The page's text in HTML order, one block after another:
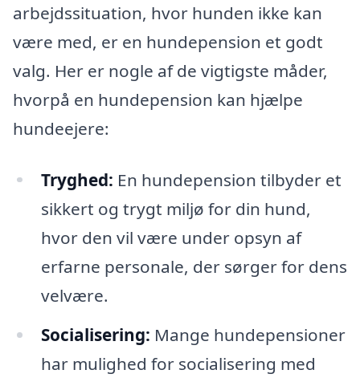
arbejdssituation, hvor hunden ikke kan
være med, er en hundepension et godt
valg. Her er nogle af de vigtigste måder,
hvorpå en hundepension kan hjælpe
hundeejere:
Tryghed: En hundepension tilbyder et
sikkert og trygt miljø for din hund,
hvor den vil være under opsyn af
erfarne personale, der sørger for dens
velvære.
Socialisering: Mange hundepensioner
har mulighed for socialisering med